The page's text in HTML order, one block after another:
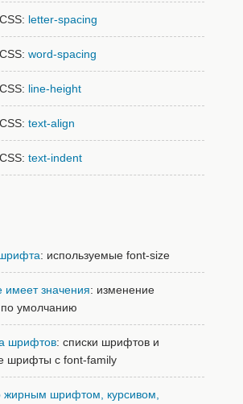
letter-spacing
word-spacing
line-height
text-align
text-indent
: используемые font-size
имеет значения: изменение
умолчанию
шрифтов: списки шрифтов и
шрифты с font-family
жирным шрифтом, курсивом,